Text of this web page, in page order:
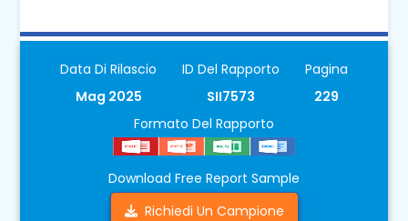
Data Di Rilascio
Mag 2025
ID Del Rapporto
SII7573
Pagina
229
Formato Del Rapporto
Download Free Report Sample
Richiedi Un Campione